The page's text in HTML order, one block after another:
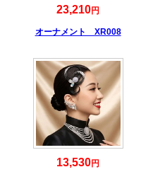
23,210円
オーナメント XR008
13,530円